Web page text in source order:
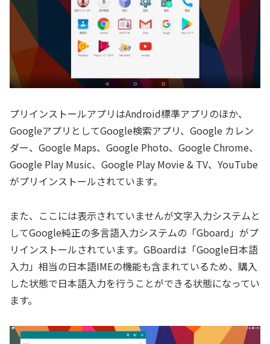
プリインストールアプリはAndroid標準アプリのほか、
GoogleアプリとしてGoogle検索アプリ、Google カレン
ダー、Google Maps、Google Photo、Google Chrome、
Google Play Music、Google Play Movie & TV、YouTube
がプリインストールされています。
また、ここには表示されていませんが文字入力システムと
してGoogle純正の多言語入力システムの「Gboard」がプ
リインストールされています。GBoardは「Google日本語
入力」相当の日本語IMEの機能も含まれているため、購入
した状態で日本語入力を行うことができる状態になってい
ます。